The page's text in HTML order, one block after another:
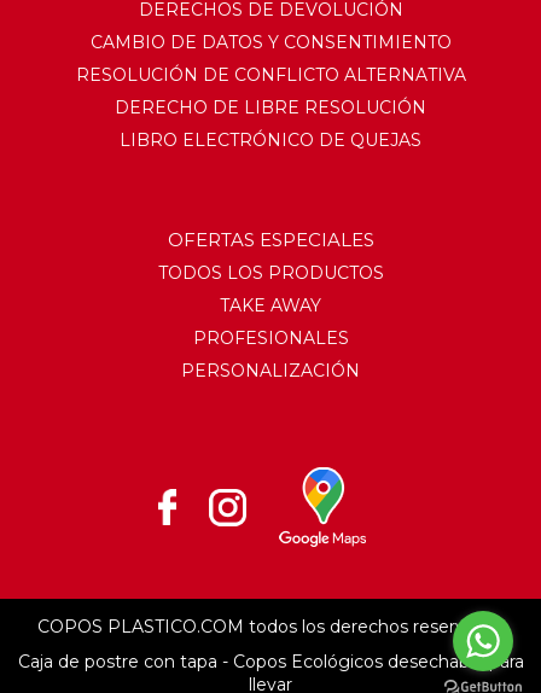
DERECHOS DE DEVOLUCIÓN
CAMBIO DE DATOS Y CONSENTIMIENTO
RESOLUCIÓN DE CONFLICTO ALTERNATIVA
DERECHO DE LIBRE RESOLUCIÓN
LIBRO ELECTRÓNICO DE QUEJAS
OFERTAS ESPECIALES
TODOS LOS PRODUCTOS
TAKE AWAY
PROFESIONALES
PERSONALIZACIÓN
COPOS PLASTICO.COM todos los derechos reservados
Caja de postre con tapa - Copos Ecológicos desechable para
llevar